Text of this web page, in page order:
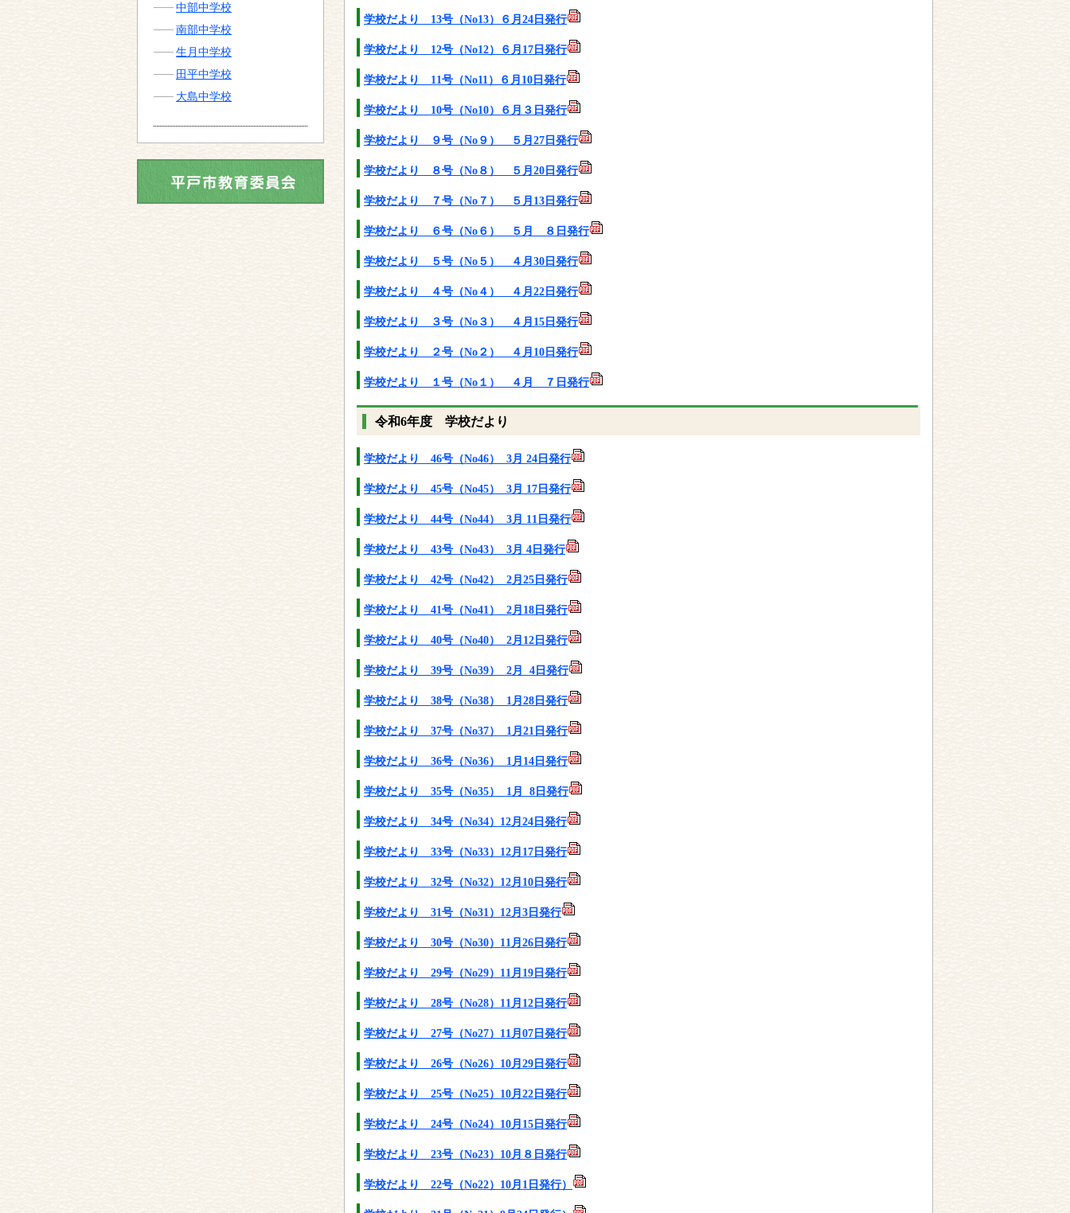
学校だより 13号（No13）６月24日発行
学校だより 12号（No12）６月17日発行
学校だより 11号（No11）６月10日発行
学校だより 10号（No10）６月３日発行
学校だより ９号（No９） ５月27日発行
学校だより ８号（No８） ５月20日発行
学校だより ７号（No７） ５月13日発行
学校だより ６号（No６） ５月 ８日発行
学校だより ５号（No５） ４月30日発行
学校だより ４号（No４） ４月22日発行
学校だより ３号（No３） ４月15日発行
学校だより ２号（No２） ４月10日発行
学校だより １号（No１） ４月 ７日発行
令和6年度 学校だより
学校だより 46号（No46） 3月 24日発行
学校だより 45号（No45） 3月 17日発行
学校だより 44号（No44） 3月 11日発行
学校だより 43号（No43） 3月 4日発行
学校だより 42号（No42） 2月25日発行
学校だより 41号（No41） 2月18日発行
学校だより 40号（No40） 2月12日発行
学校だより 39号（No39） 2月 4日発行
学校だより 38号（No38） 1月28日発行
学校だより 37号（No37） 1月21日発行
学校だより 36号（No36） 1月14日発行
学校だより 35号（No35） 1月 8日発行
学校だより 34号（No34）12月24日発行
学校だより 33号（No33）12月17日発行
学校だより 32号（No32）12月10日発行
学校だより 31号（No31）12月3日発行
学校だより 30号（No30）11月26日発行
学校だより 29号（No29）11月19日発行
学校だより 28号（No28）11月12日発行
学校だより 27号（No27）11月07日発行
学校だより 26号（No26）10月29日発行
学校だより 25号（No25）10月22日発行
学校だより 24号（No24）10月15日発行
学校だより 23号（No23）10月８日発行
学校だより 22号（No22）10月1日発行）
中部中学校
南部中学校
生月中学校
田平中学校
大島中学校